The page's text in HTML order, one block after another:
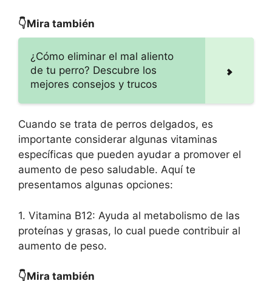
👇Mira también
¿Cómo eliminar el mal aliento
de tu perro? Descubre los
mejores consejos y trucos
Cuando se trata de perros delgados, es
importante considerar algunas vitaminas
específicas que pueden ayudar a promover el
aumento de peso saludable. Aquí te
presentamos algunas opciones:
1. Vitamina B12: Ayuda al metabolismo de las
proteínas y grasas, lo cual puede contribuir al
aumento de peso.
👇Mira también